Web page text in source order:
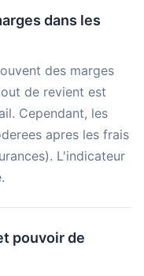
dans les
des marges
de revient est
Cependant, les
apres les frais
L'indicateur
pouvoir de